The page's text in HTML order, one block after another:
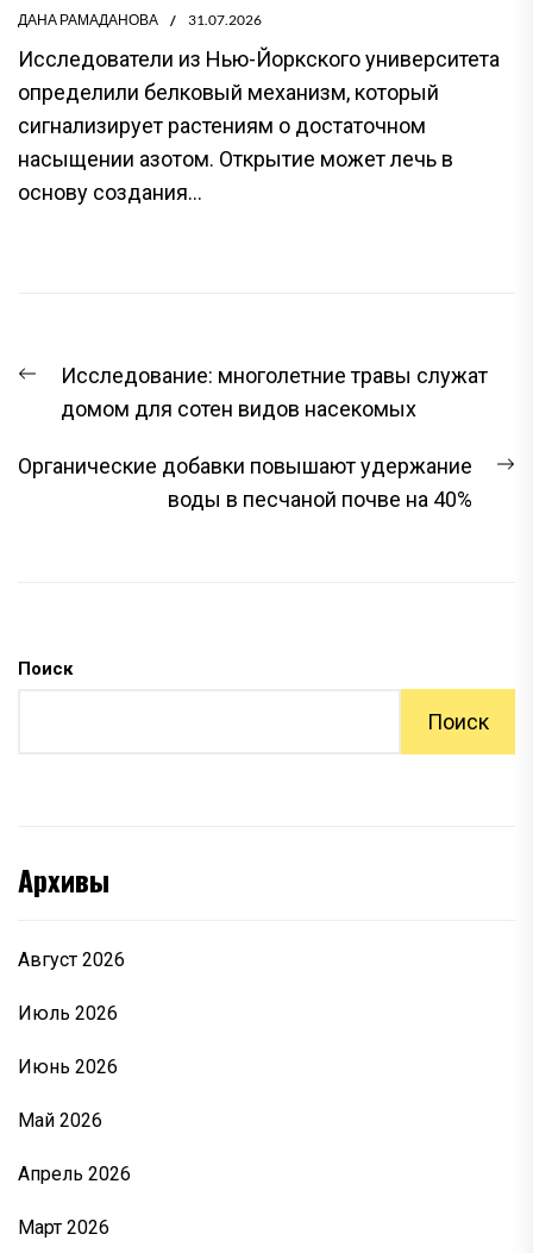
ДАНА РАМАДАНОВА 31.07.2026
Исследователи из Нью-Йоркского университета
определили белковый механизм, который
сигнализирует растениям о достаточном
насыщении азотом. Открытие может лечь в
основу создания...
ПО
ЗАПИСЯМ
Предыдущая
запись:
Исследование: многолетние травы служат
домом для сотен видов насекомых
Органические добавки повышают удержание
воды в песчаной почве на 40%
Поиск
Поиск
Архивы
Август 2026
Июль 2026
Июнь 2026
Май 2026
Апрель 2026
Март 2026